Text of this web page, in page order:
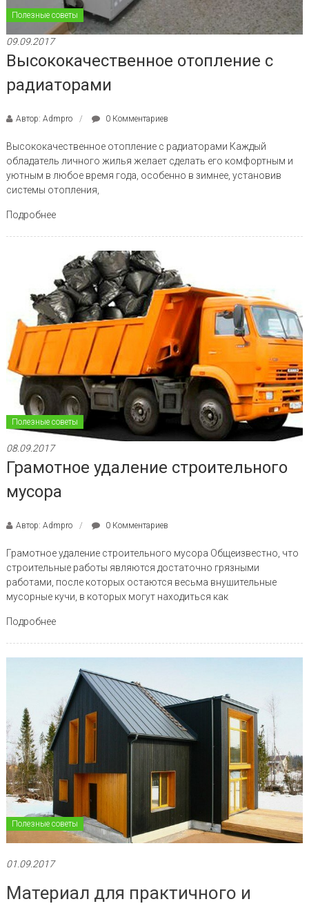
Полезные советы
09.09.2017
Высококачественное отопление с
радиаторами
Автор: Admpro 0 Комментариев
Высококачественное отопление с радиаторами Каждый
обладатель личного жилья желает сделать его комфортным и
уютным в любое время года, особенно в зимнее, установив
системы отопления,
Подробнее
Полезные советы
08.09.2017
Грамотное удаление строительного
мусора
Автор: Admpro 0 Комментариев
Грамотное удаление строительного мусора Общеизвестно, что
строительные работы являются достаточно грязными
работами, после которых остаются весьма внушительные
мусорные кучи, в которых могут находиться как
Подробнее
Полезные советы
01.09.2017
Материал для практичного и